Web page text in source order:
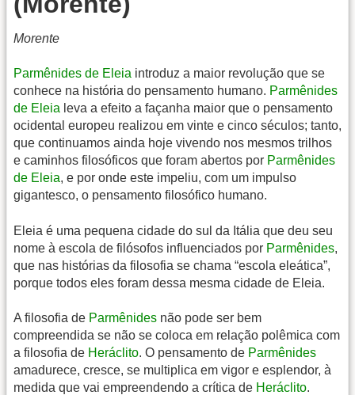
Morente
Parmênides de Eleia introduz a maior revolução que se
conhece na história do pensamento humano. Parmênides
de Eleia leva a efeito a façanha maior que o pensamento
ocidental europeu realizou em vinte e cinco séculos; tanto,
que continuamos ainda hoje vivendo nos mesmos trilhos
e caminhos filosóficos que foram abertos por Parmênides
de Eleia, e por onde este impeliu, com um impulso
gigantesco, o pensamento filosófico humano.
Eleia é uma pequena cidade do sul da Itália que deu seu
nome à escola de filósofos influenciados por Parmênides,
que nas histórias da filosofia se chama “escola eleática”,
porque todos eles foram dessa mesma cidade de Eleia.
A filosofia de Parmênides não pode ser bem
compreendida se não se coloca em relação polêmica com
a filosofia de Heráclito. O pensamento de Parmênides
amadurece, cresce, se multiplica em vigor e esplendor, à
medida que vai empreendendo a crítica de Heráclito.